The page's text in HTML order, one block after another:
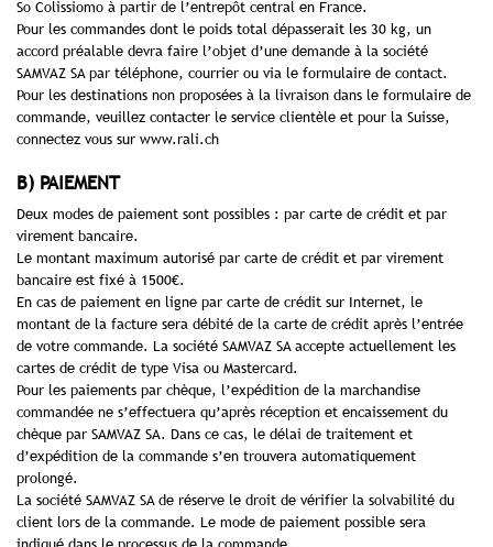
So Colissiomo à partir de l’entrepôt central en France.
Pour les commandes dont le poids total dépasserait les 30 kg, un
accord préalable devra faire l’objet d’une demande à la société
SAMVAZ SA par téléphone, courrier ou via le formulaire de contact.
Pour les destinations non proposées à la livraison dans le formulaire de
commande, veuillez contacter le service clientèle et pour la Suisse,
connectez vous sur www.rali.ch
B) PAIEMENT
Deux modes de paiement sont possibles : par carte de crédit et par
virement bancaire.
Le montant maximum autorisé par carte de crédit et par virement
bancaire est fixé à 1500€.
En cas de paiement en ligne par carte de crédit sur Internet, le
montant de la facture sera débité de la carte de crédit après l’entrée
de votre commande. La société SAMVAZ SA accepte actuellement les
cartes de crédit de type Visa ou Mastercard.
Pour les paiements par chèque, l’expédition de la marchandise
commandée ne s’effectuera qu’après réception et encaissement du
chèque par SAMVAZ SA. Dans ce cas, le délai de traitement et
d’expédition de la commande s’en trouvera automatiquement
prolongé.
La société SAMVAZ SA de réserve le droit de vérifier la solvabilité du
client lors de la commande. Le mode de paiement possible sera